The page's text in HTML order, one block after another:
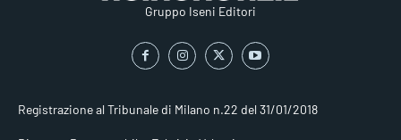
Gruppo Iseni Editori
Registrazione al Tribunale di Milano n.22 del 31/01/2018